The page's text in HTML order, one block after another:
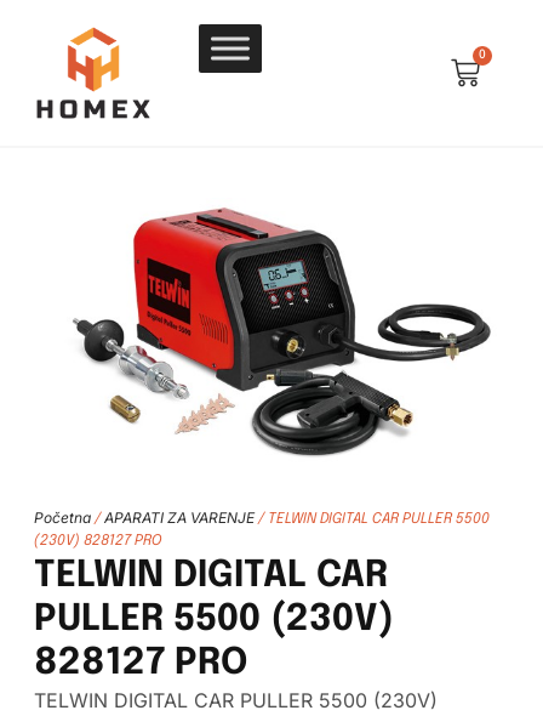
0
Početna/ APARATI ZA VARENJE/ TELWIN DIGITAL CAR PULLER 5500
(230V) 828127 PRO
TELWIN DIGITAL CAR
PULLER 5500 (230V)
828127 PRO
TELWIN DIGITAL CAR PULLER 5500 (230V)